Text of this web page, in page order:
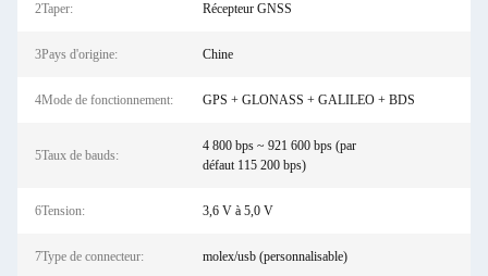
2Taper: Récepteur GNSS
3Pays d'origine: Chine
4Mode de fonctionnement: GPS + GLONASS + GALILEO + BDS
5Taux de bauds:
4 800 bps ~ 921 600 bps (par
défaut 115 200 bps)
6Tension: 3,6 V à 5,0 V
7Type de connecteur: molex/usb (personnalisable)